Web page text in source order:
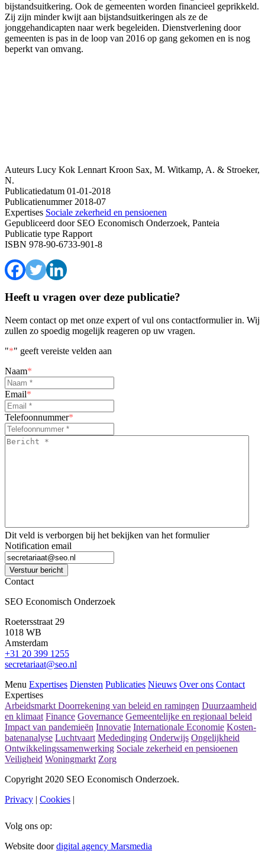
bijstandsuitkering. Ook de gemeenten worden financieel geprikkeld.
Zij zijn minder kwijt aan bijstandsuitkeringen als ze de
jonggehandicapten naar werk begeleiden. Dienstverlening door
gemeenten is pas in de loop van 2016 op gang gekomen en is nog
beperkt van omvang.
Auteurs Lucy Kok Lennart Kroon Sax, M. Witkamp, A. & Stroeker,
N.
Publicatiedatum 01-01-2018
Publicatienummer2018-07
Expertises Sociale zekerheid en pensioenen
Gepubliceerd doorSEO Economisch Onderzoek, Panteia
Publicatie type Rapport
ISBN 978-90-6733-901-8
Heeft u vragen over deze publicatie?
Neem contact op met onze expert of vul ons contactformulier in. Wij
zullen zo spoedig mogelijk reageren op uw vragen.
"*" geeft vereiste velden aan
Naam*
Email*
Telefoonnummer*
Bericht
Dit veld is verborgen bij het bekijken van het formulier
Notification email
Verstuur bericht
Contact
SEO Economisch Onderzoek
Roetersstraat 29
1018 WB
Amsterdam
+31 20 399 1255
secretariaat@seo.nl
Menu Expertises Diensten Publicaties Nieuws Over ons Contact
Expertises
Arbeidsmarkt Doorrekening van beleid en ramingen Duurzaamheid
en klimaat Finance Governance Gemeentelijke en regionaal beleid
Impact van pandemieën Innovatie Internationale Economie Kosten-
batenanalyse Luchtvaart Mededinging Onderwijs Ongelijkheid
Ontwikkelingssamenwerking Sociale zekerheid en pensioenen
Veiligheid Woningmarkt Zorg
Copyright 2020 SEO Economisch Onderzoek.
Privacy | Cookies |
Volg ons op:
Website doordigital agency Marsmedia